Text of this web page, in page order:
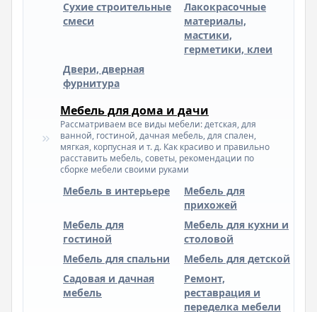
Сухие строительные
смеси
Лакокрасочные
материалы,
мастики,
герметики, клеи
Двери, дверная
фурнитура
Мебель для дома и дачи
Рассматриваем все виды мебели: детская, для
ванной, гостиной, дачная мебель, для спален,
мягкая, корпусная и т. д. Как красиво и правильно
расставить мебель, советы, рекомендации по
сборке мебели своими руками
Мебель в интерьере
Мебель для
прихожей
Мебель для
гостиной
Мебель для кухни и
столовой
Мебель для спальни
Мебель для детской
Садовая и дачная
мебель
Ремонт,
реставрация и
переделка мебели